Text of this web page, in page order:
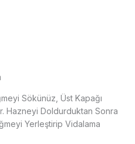
Sökünüz, Üst Kapağı
Hazneyi Doldurduktan Sonra
Yerleştirip Vidalama